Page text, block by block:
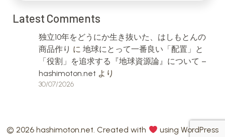
Latest Comments
独立10年をどうにか生き抜いた、はしもとんの
商品作り に 地球にとって一番良い「配置」と
「役割」を追求する『地球資源論』について –
hashimoton.net より
30/07/2026
© 2026 hashimoton.net. Created with
using WordPress